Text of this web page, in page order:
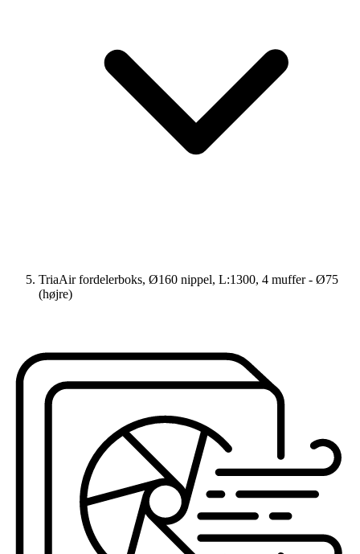
TriaAir fordelerboks, Ø160 nippel, L:1300, 4 muffer - Ø75
(højre)